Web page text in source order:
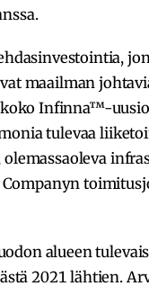
maailman
Infinna™-
tulevaa
alueen
2021 lähtien.